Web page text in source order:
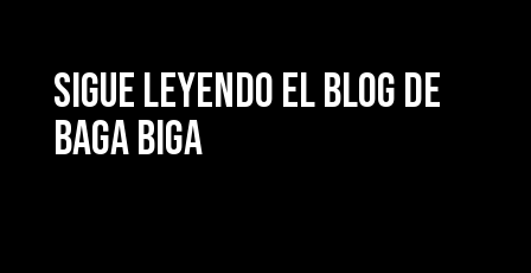
Sigue leyendo el blog de
Baga Biga